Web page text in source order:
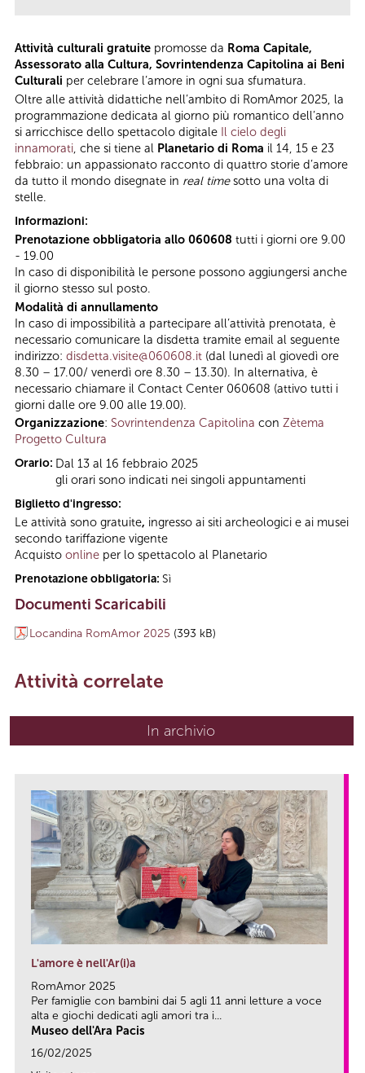
Attività culturali gratuite promosse da Roma Capitale,
Assessorato alla Cultura, Sovrintendenza Capitolina ai Beni
Culturali per celebrare l’amore in ogni sua sfumatura.
Oltre alle attività didattiche nell’ambito di RomAmor 2025, la
programmazione dedicata al giorno più romantico dell’anno
si arricchisce dello spettacolo digitale Il cielo degli
innamorati, che si tiene al Planetario di Roma il 14, 15 e 23
febbraio: un appassionato racconto di quattro storie d’amore
da tutto il mondo disegnate in real timesotto una volta di
stelle.
Informazioni:
Prenotazione obbligatoria allo 060608 tutti i giorni ore 9.00
- 19.00
In caso di disponibilità le persone possono aggiungersi anche
il giorno stesso sul posto.
Modalità di annullamento
In caso di impossibilità a partecipare all’attività prenotata, è
necessario comunicare la disdetta tramite email al seguente
indirizzo: disdetta.visite@060608.it (dal lunedì al giovedì ore
8.30 – 17.00/ venerdì ore 8.30 – 13.30). In alternativa, è
necessario chiamare il Contact Center 060608 (attivo tutti i
giorni dalle ore 9.00 alle 19.00).
Organizzazione: Sovrintendenza Capitolina con Zètema
Progetto Cultura
Orario: Dal 13 al 16 febbraio 2025
gli orari sono indicati nei singoli appuntamenti
Biglietto d'ingresso:
Le attività sono gratuite, ingresso ai siti archeologici e ai musei
secondo tariffazione vigente
Acquisto online per lo spettacolo al Planetario
Prenotazione obbligatoria: Sì
Documenti Scaricabili
Locandina RomAmor 2025 (393 kB)
Attività correlate
In archivio
L'amore è nell'Ar(i)a
RomAmor 2025
Per famiglie con bambini dai 5 agli 11 anni letture a voce
alta e giochi dedicati agli amori tra i...
Museo dell'Ara Pacis
16/02/2025